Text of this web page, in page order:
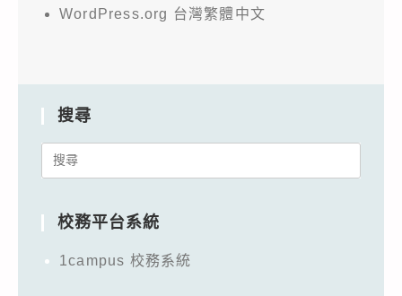
WordPress.org 台灣繁體中文
搜尋
Search
校務平台系統
1campus 校務系統